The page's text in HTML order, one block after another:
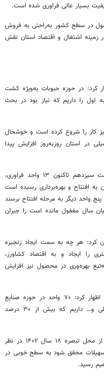
فراوری شده است.
در سطح کشور به‌راحتی به فروش
زمینه اشتغال و اقتصاد استان نقش
کرد: در حوزه حبوبات به‌ویژه کشت
را داریم که نیاز بود در بحث
کار را شروع کرده است و خوشحال
در استان روزبه‌روز افزایش پیدا
تاکنون ۱۳ واحد
فراوری،
به افتتاح و بهره‌برداری رسیده است
واحد دیگر به مرحله افتتاح برسند
سال مغفول مانده است را جبران
کرد: هر چه به سمت ایجاد زنجیره
را ایجاد و به اقتصاد کشاورز،
بهره‌وری در محصول نیز افزایش
شاهرخی در بخش دیگری از سخنان خود، اظهار کرد: ۷۰ واحد در حوزه صنایع
، صنایع تبدیلی و تکمیلی و… داریم که بیش از ۳۰ درصد
وی گفت: برای این تعداد واحد، تسهیلاتی از محل تبصره ۱۸ سال ۱۴۰۲ در نظر
محقق شود به سطح خوبی در
رسید.